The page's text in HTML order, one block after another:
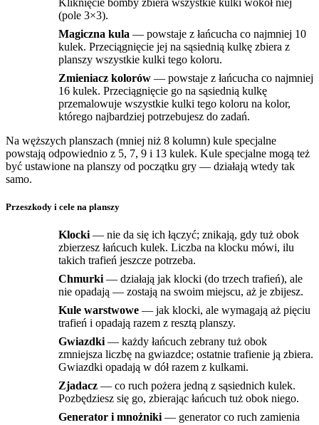
Kliknięcie bomby zbiera wszystkie kulki wokół niej
(pole 3×3).
Magiczna kula — powstaje z łańcucha co najmniej 10
kulek. Przeciągnięcie jej na sąsiednią kulkę zbiera z
planszy wszystkie kulki tego koloru.
Zmieniacz kolorów — powstaje z łańcucha co najmniej
16 kulek. Przeciągnięcie go na sąsiednią kulkę
przemalowuje wszystkie kulki tego koloru na kolor,
którego najbardziej potrzebujesz do zadań.
Na węższych planszach (mniej niż 8 kolumn) kule specjalne
powstają odpowiednio z 5, 7, 9 i 13 kulek. Kule specjalne mogą też
być ustawione na planszy od początku gry — działają wtedy tak
samo.
Przeszkody i cele na planszy
Klocki — nie da się ich łączyć; znikają, gdy tuż obok
zbierzesz łańcuch kulek. Liczba na klocku mówi, ilu
takich trafień jeszcze potrzeba.
Chmurki — działają jak klocki (do trzech trafień), ale
nie opadają — zostają na swoim miejscu, aż je zbijesz.
Kule warstwowe — jak klocki, ale wymagają aż pięciu
trafień i opadają razem z resztą planszy.
Gwiazdki — każdy łańcuch zebrany tuż obok
zmniejsza liczbę na gwiazdce; ostatnie trafienie ją zbiera.
Gwiazdki opadają w dół razem z kulkami.
Zjadacz — co ruch pożera jedną z sąsiednich kulek.
Pozbędziesz się go, zbierając łańcuch tuż obok niego.
Generator i mnożniki — generator co ruch zamienia